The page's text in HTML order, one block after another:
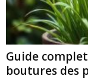
Guide
boutures des